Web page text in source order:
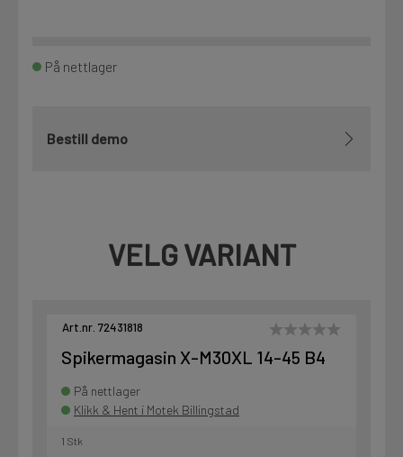
På nettlager
Bestill demo
VELG VARIANT
Art.nr. 72431818
Spikermagasin X-M30XL 14-45 B4
På nettlager
Klikk & Hent i Motek Billingstad
1 Stk